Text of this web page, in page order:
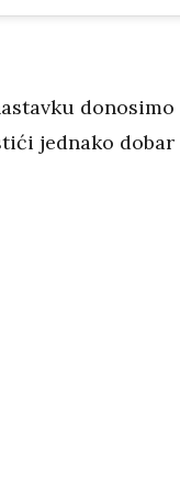
jednako dobar